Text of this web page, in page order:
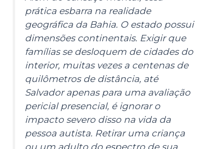
prática esbarra na realidade
geográfica da Bahia. O estado possui
dimensões continentais. Exigir que
famílias se desloquem de cidades do
interior, muitas vezes a centenas de
quilômetros de distância, até
Salvador apenas para uma avaliação
pericial presencial, é ignorar o
impacto severo disso na vida da
pessoa autista. Retirar uma criança